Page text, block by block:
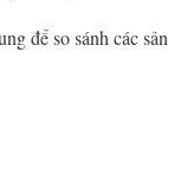
để so sánh các sản